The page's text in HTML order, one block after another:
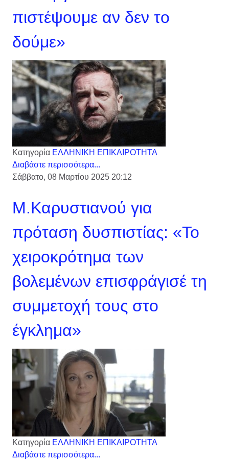
πιστέψουμε αν δεν το
δούμε»
Κατηγορία ΕΛΛΗΝΙΚΗ ΕΠΙΚΑΙΡΟΤΗΤΑ
Διαβάστε περισσότερα...
Σάββατο, 08 Μαρτίου 2025 20:12
Μ.Καρυστιανού για
πρόταση δυσπιστίας: «Το
χειροκρότημα των
βολεμένων επισφράγισέ τη
συμμετοχή τους στο
έγκλημα»
Κατηγορία ΕΛΛΗΝΙΚΗ ΕΠΙΚΑΙΡΟΤΗΤΑ
Διαβάστε περισσότερα...